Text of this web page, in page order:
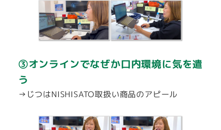
③オンラインでなぜか口内環境に気を遣
う
→じつはNISHISATO取扱い商品のアピール